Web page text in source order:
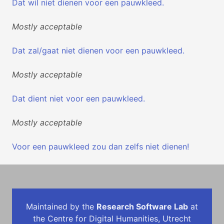
Dat wil niet dienen voor een pauwkleed.
Mostly acceptable
Dat zal/gaat niet dienen voor een pauwkleed.
Mostly acceptable
Dat dient niet voor een pauwkleed.
Mostly acceptable
Voor een pauwkleed zou dan zelfs niet dienen!
Maintained by the Research Software Lab at
the Centre for Digital Humanities, Utrecht